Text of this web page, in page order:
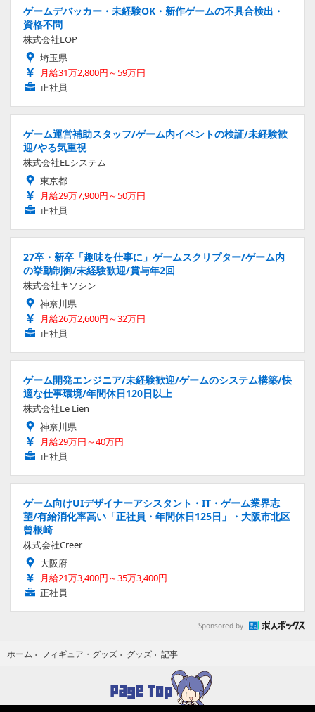
ゲームデバッカー・未経験OK・新作ゲームの不具合検出・
資格不問
株式会社LOP
埼玉県
月給31万2,800円～59万円
正社員
ゲーム運営補助スタッフ/ゲーム内イベントの検証/未経験歓
迎/やる気重視
株式会社ELシステム
東京都
月給29万7,900円～50万円
正社員
27卒・新卒「趣味を仕事に」ゲームスクリプター/ゲーム内
の挙動制御/未経験歓迎/賞与年2回
株式会社キソシン
神奈川県
月給26万2,600円～32万円
正社員
ゲーム開発エンジニア/未経験歓迎/ゲームのシステム構築/快
適な仕事環境/年間休日120日以上
株式会社Le Lien
神奈川県
月給29万円～40万円
正社員
ゲーム向けUIデザイナーアシスタント・IT・ゲーム業界志
望/有給消化率高い「正社員・年間休日125日」・大阪市北区
曾根崎
株式会社Creer
大阪府
月給21万3,400円～35万3,400円
正社員
Sponsored by
ホーム › フィギュア・グッズ › グッズ › 記事